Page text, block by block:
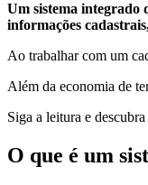
Um sistema integrado
informações
Ao trabalhar com um
Além da economia de
Siga a leitura e
O que é um